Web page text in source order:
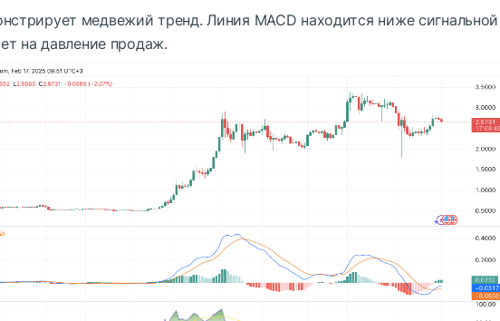
медвежий тренд. Линия MACD находится ниже сигнальной
на давление продаж.